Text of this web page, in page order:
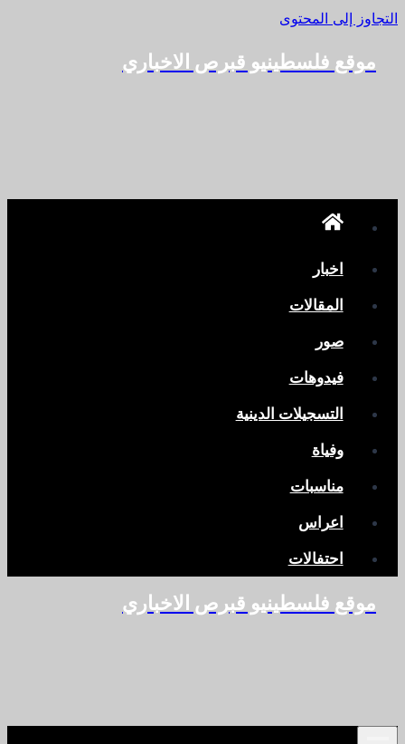
التجاوز إلى المحتوى
موقع فلسطينيو قبرص الاخباري
اخبار
المقالات
صور
فيدوهات
التسجيلات الدينية
وفياة
مناسبات
اعراس
احتفالات
موقع فلسطينيو قبرص الاخباري